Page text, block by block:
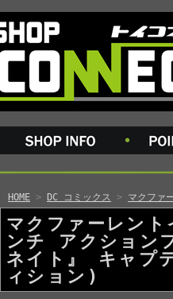
HOME > DC コミックス > マクファ
マクファーレン
ンチ アクション
ネイト』 キャプ
ィション)